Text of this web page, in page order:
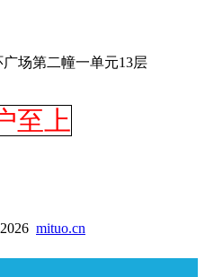
场第二幢一单元13层
至上
mituo.cn